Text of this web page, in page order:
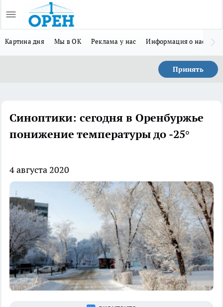
Картина дня Мы в ОК Реклама у нас Информация о нас
Принять
Синоптики: сегодня в Оренбуржье
понижение температуры до -25°
4 августа 2020